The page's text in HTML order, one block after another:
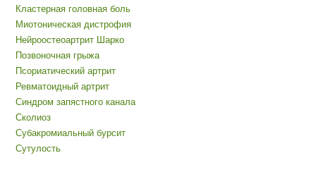
Кластерная головная боль
Миотоническая дистрофия
Нейроостеоартрит Шарко
Позвоночная грыжа
Псориатический артрит
Ревматоидный артрит
Синдром запястного канала
Сколиоз
Субакромиальный бурсит
Сутулость